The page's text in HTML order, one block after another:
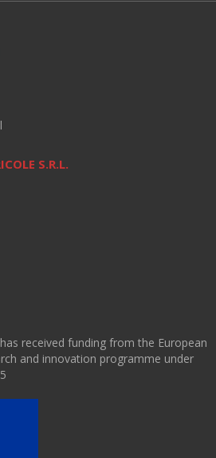
S.R.L.
received funding from the European
and innovation programme under